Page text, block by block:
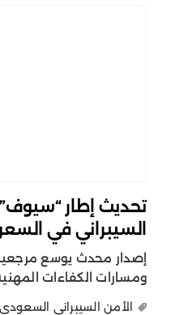
تحديث إطار
السيبراني في
إصدار محدث يوسع
ومسارات الكفاءات
الأمن السيبراني السعودي